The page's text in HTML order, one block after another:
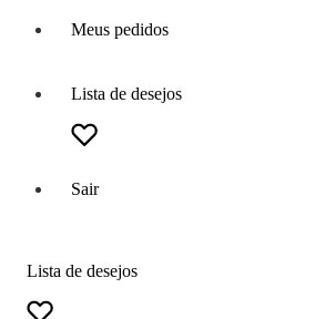
Meus pedidos
Lista de desejos
Sair
Lista de desejos